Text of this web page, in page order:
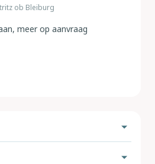
ob Bleiburg
meer op aanvraag